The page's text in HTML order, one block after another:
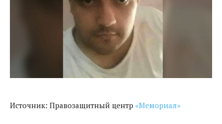
Источник: Правозащитный центр «Мемориал»